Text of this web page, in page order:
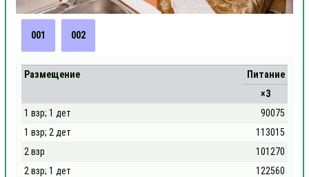
001 002
Размещение
Питание
×3
1 взр; 1 дет
90075
1 взр; 2 дет
113015
2 взр
101270
2 взр; 1 дет
122560